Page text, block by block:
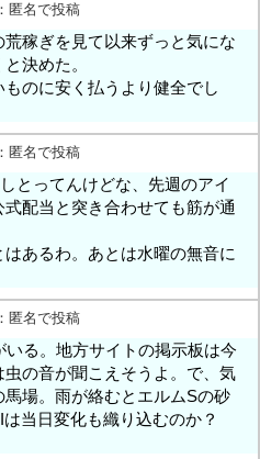
匿名で投稿
稼ぎを見て以来ずっと気にな
決めた。
のに安く払うより健全でし
匿名で投稿
とってんけどな、先週のアイ
配当と突き合わせても筋が通
あるわ。あとは水曜の無音に
匿名で投稿
る。地方サイトの掲示板は今
の音が聞こえそうよ。で、気
場。雨が絡むとエルムSの砂
当日変化も織り込むのか？